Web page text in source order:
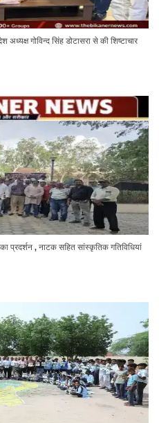
गोविन्द सिंह डोटासरा से की शिष्टाचार
प्रदर्शन , नाटक सहित सांस्कृतिक गतिविधियां